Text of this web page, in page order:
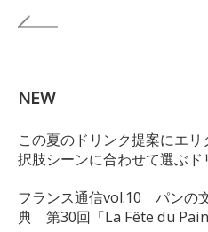
NEW
この夏のドリンク提案にエ
択肢シーンに合わせて選ぶ
フランス通信vol.10 パンの
典 第30回「La Fête du